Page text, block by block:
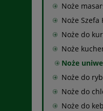
Noże
Noże Szefa
Noże do
Noże
Noże
Noże do ryb
Noże do
Noże do